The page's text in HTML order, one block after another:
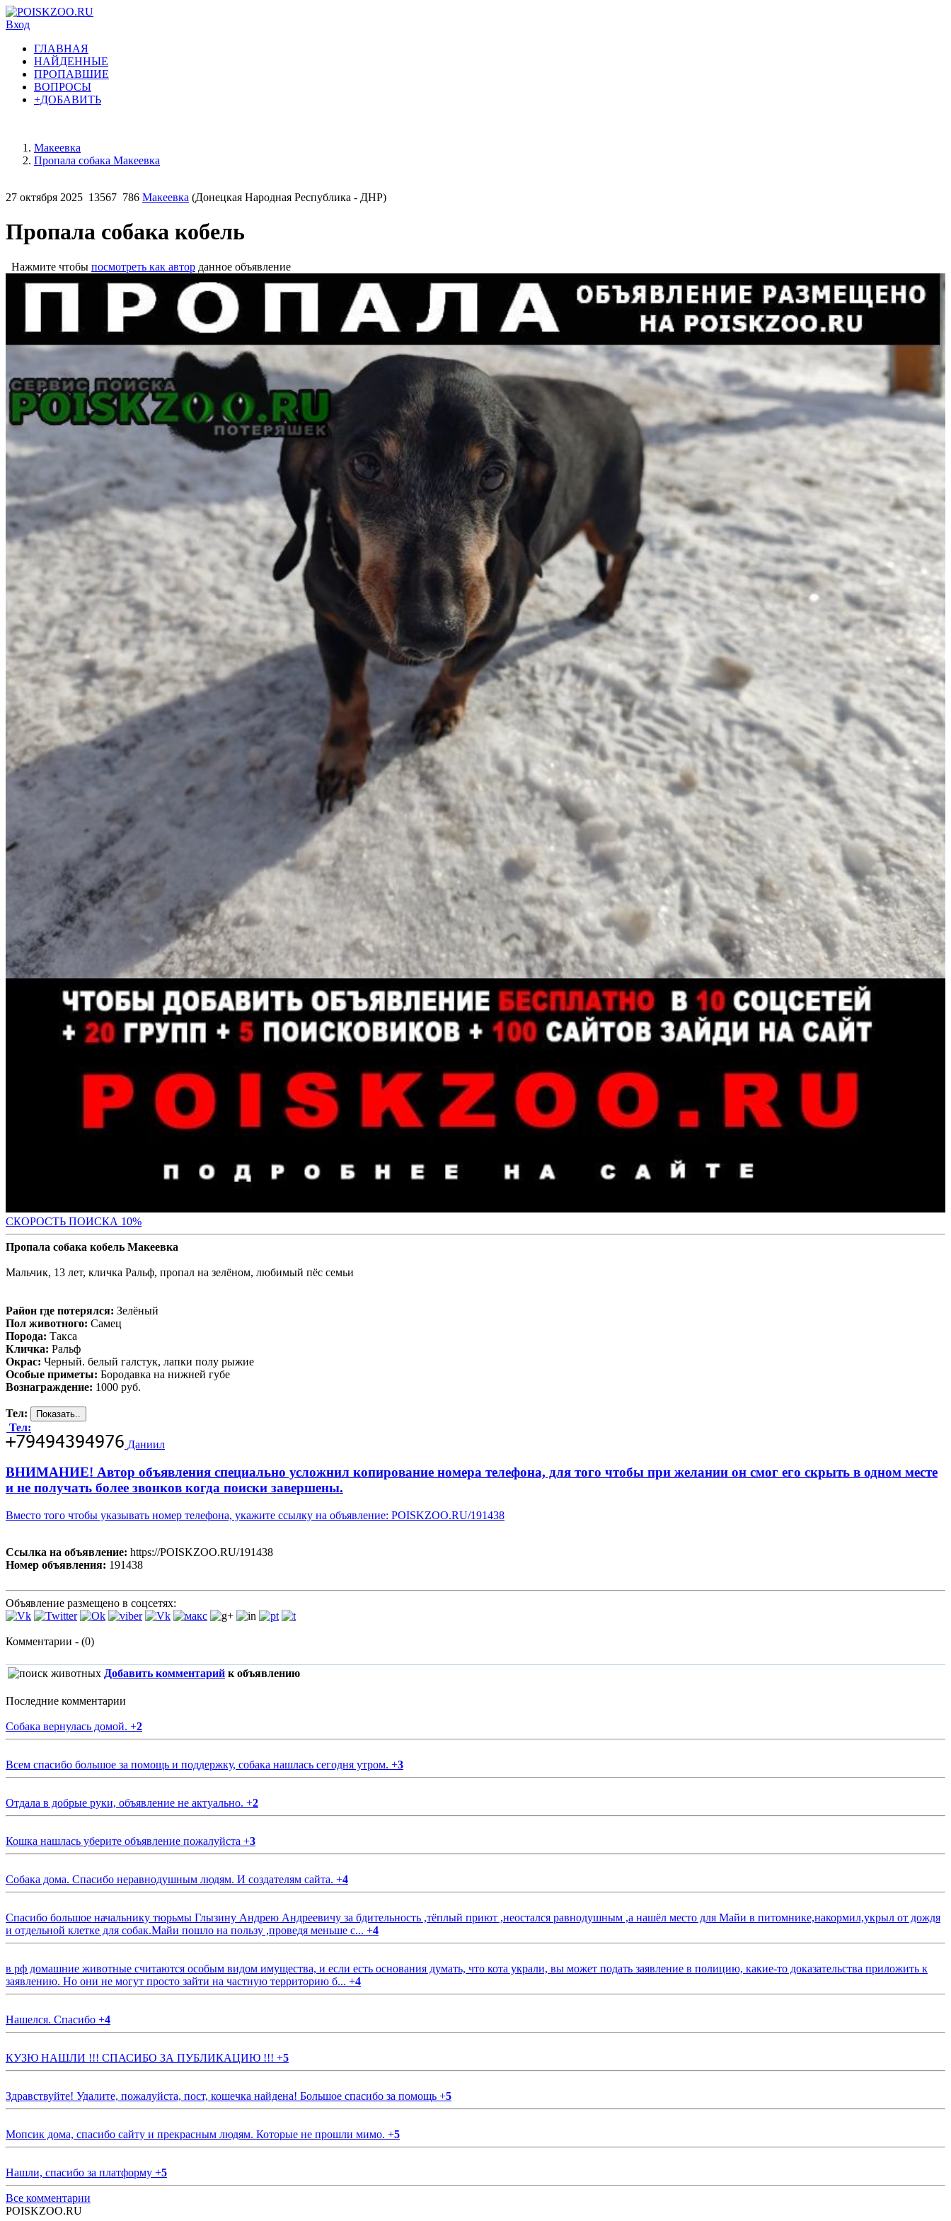
Вход
ГЛАВНАЯ
НАЙДЕННЫЕ
ПРОПАВШИЕ
ВОПРОСЫ
+ДОБАВИТЬ
Макеевка
Пропала собака Макеевка
27 октября 2025 13567 786 Макеевка (Донецкая Народная Республика - ДНР)
Пропала собака кобель
Нажмите чтобы посмотреть как автор данное объявление
СКОРОСТЬ ПОИСКА 10%
Пропала собака кобель Макеевка
Мальчик, 13 лет, кличка Ральф, пропал на зелёном, любимый пёс семьи
Район где потерялся: Зелёный
Пол животного: Самец
Порода: Такса
Кличка: Ральф
Окрас: Черный. белый галстук, лапки полу рыжие
Особые приметы: Бородавка на нижней губе
Вознаграждение: 1000 руб.
Тел:
Тел:
Даниил
ВНИМАНИЕ! Автор объявления специально усложнил копирование номера телефона, для того чтобы при желании он смог его скрыть в одном месте
и не получать более звонков когда поиски завершены.
Вместо того чтобы указывать номер телефона, укажите ссылку на объявление: POISKZOO.RU/191438
Ссылка на объявление: https://POISKZOO.RU/191438
Номер объявления: 191438
Объявление размещено в соцсетях:
Комментарии - (0)
Добавить комментарий к объявлению
Последние комментарии
Собака вернулась домой. +2
Всем спасибо большое за помощь и поддержку, собака нашлась сегодня утром. +3
Отдала в добрые руки, объявление не актуально. +2
Кошка нашлась уберите объявление пожалуйста +3
Собака дома. Спасибо неравнодушным людям. И создателям сайта. +4
Спасибо большое начальнику тюрьмы Глызину Андрею Андреевичу за бдительность ,тёплый приют ,неостался равнодушным ,а нашёл место для Майи в питомнике,накормил,укрыл от дождя
и отдельной клетке для собак.Майи пошло на пользу ,проведя меньше с... +4
в рф домашние животные считаются особым видом имущества, и если есть основания думать, что кота украли, вы может подать заявление в полицию, какие-то доказательства приложить к
заявлению. Но они не могут просто зайти на частную территорию б... +4
Нашелся. Спасибо +4
КУЗЮ НАШЛИ !!! СПАСИБО ЗА ПУБЛИКАЦИЮ !!! +5
Здравствуйте! Удалите, пожалуйста, пост, кошечка найдена! Большое спасибо за помощь +5
Мопсик дома, спасибо сайту и прекрасным людям. Которые не прошли мимо. +5
Нашли, спасибо за платформу +5
Все комментарии
POISKZOO.RU